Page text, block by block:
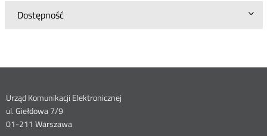
Dostępność
Dane
kontaktowe
Urząd Komunikacji Elektronicznej
ul. Giełdowa 7/9
01-211 Warszawa